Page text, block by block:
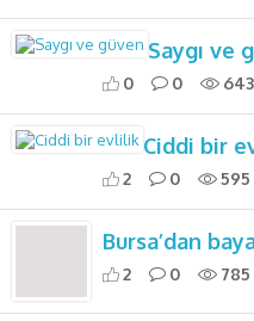
Saygı ve
0 0 643
Ciddi bir
2 0 595
Bursa’dan
2 0 785